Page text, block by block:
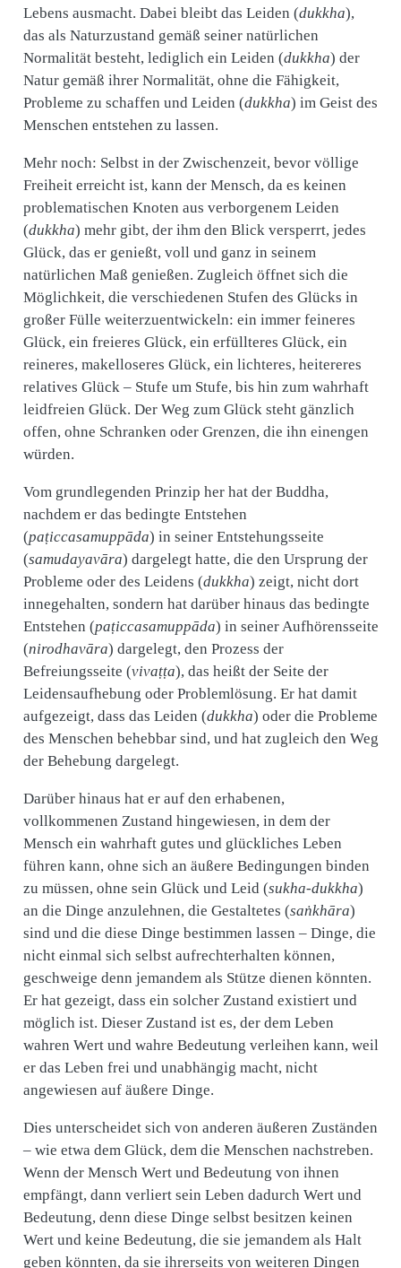
Lebens ausmacht. Dabei bleibt das Leiden (dukkha),
das als Naturzustand gemäß seiner natürlichen
Normalität besteht, lediglich ein Leiden (dukkha) der
Natur gemäß ihrer Normalität, ohne die Fähigkeit,
Probleme zu schaffen und Leiden (dukkha) im Geist des
Menschen entstehen zu lassen.
Mehr noch: Selbst in der Zwischenzeit, bevor völlige
Freiheit erreicht ist, kann der Mensch, da es keinen
problematischen Knoten aus verborgenem Leiden
(dukkha) mehr gibt, der ihm den Blick versperrt, jedes
Glück, das er genießt, voll und ganz in seinem
natürlichen Maß genießen. Zugleich öffnet sich die
Möglichkeit, die verschiedenen Stufen des Glücks in
großer Fülle weiterzuentwickeln: ein immer feineres
Glück, ein freieres Glück, ein erfüllteres Glück, ein
reineres, makelloseres Glück, ein lichteres, heitereres
relatives Glück – Stufe um Stufe, bis hin zum wahrhaft
leidfreien Glück. Der Weg zum Glück steht gänzlich
offen, ohne Schranken oder Grenzen, die ihn einengen
würden.
Vom grundlegenden Prinzip her hat der Buddha,
nachdem er das bedingte Entstehen
(paṭiccasamuppāda) in seiner Entstehungsseite
(samudayavāra) dargelegt hatte, die den Ursprung der
Probleme oder des Leidens (dukkha) zeigt, nicht dort
innegehalten, sondern hat darüber hinaus das bedingte
Entstehen (paṭiccasamuppāda) in seiner Aufhörensseite
(nirodhavāra) dargelegt, den Prozess der
Befreiungsseite (vivaṭṭa), das heißt der Seite der
Leidensaufhebung oder Problemlösung. Er hat damit
aufgezeigt, dass das Leiden (dukkha) oder die Probleme
des Menschen behebbar sind, und hat zugleich den Weg
der Behebung dargelegt.
Darüber hinaus hat er auf den erhabenen,
vollkommenen Zustand hingewiesen, in dem der
Mensch ein wahrhaft gutes und glückliches Leben
führen kann, ohne sich an äußere Bedingungen binden
zu müssen, ohne sein Glück und Leid (sukha-dukkha)
an die Dinge anzulehnen, die Gestaltetes (saṅkhāra)
sind und die diese Dinge bestimmen lassen – Dinge, die
nicht einmal sich selbst aufrechterhalten können,
geschweige denn jemandem als Stütze dienen könnten.
Er hat gezeigt, dass ein solcher Zustand existiert und
möglich ist. Dieser Zustand ist es, der dem Leben
wahren Wert und wahre Bedeutung verleihen kann, weil
er das Leben frei und unabhängig macht, nicht
angewiesen auf äußere Dinge.
Dies unterscheidet sich von anderen äußeren Zuständen
– wie etwa dem Glück, dem die Menschen nachstreben.
Wenn der Mensch Wert und Bedeutung von ihnen
empfängt, dann verliert sein Leben dadurch Wert und
Bedeutung, denn diese Dinge selbst besitzen keinen
Wert und keine Bedeutung, die sie jemandem als Halt
geben könnten, da sie ihrerseits von weiteren Dingen